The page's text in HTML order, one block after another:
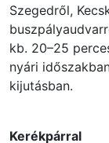
Szegedről,
kb. 20–25
nyári
kijutásban.
Kerékpárral